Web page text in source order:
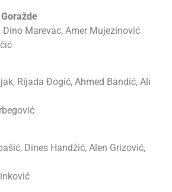
Dino Marevac, Amer Mujezinović
Rijada Ðogić, Ahmed Bandić, Ali
Dines Handžić, Alen Grizović,